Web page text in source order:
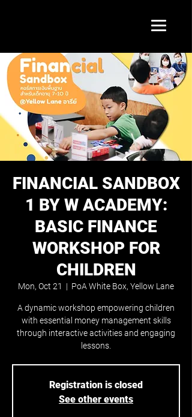
FINANCIAL SANDBOX
1 BY W ACADEMY:
BASIC FINANCE
WORKSHOP FOR
CHILDREN
Mon, Oct 21
  |
PoA White Box, Yellow Lane
A dynamic workshop empowering children
with essential money management skills
through interactive activities and engaging
lessons.
Registration is closed
See other events